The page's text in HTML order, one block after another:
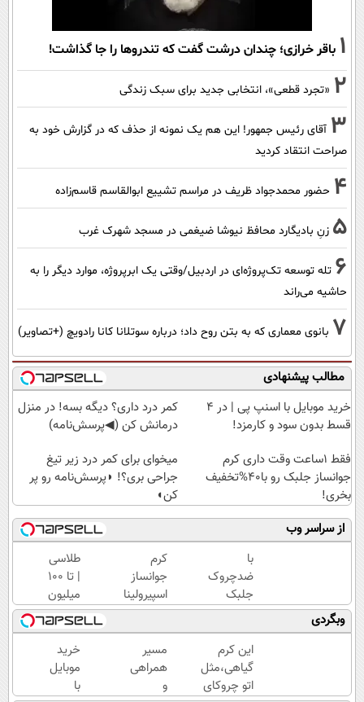
1 باقر خرازی؛ چندان درشت گفت که تندروها را جا گذاشت!
2 «تجرد قطعی»، انتخابی جدید برای سبک زندگی
3 آقای رئیس جمهور! این هم یک نمونه از حذف که در گزارش خود به
صراحت انتقاد کردید
4 حضور محمدجواد ظریف در مراسم تشییع ابوالقاسم قاسم‌زاده
5 زنِ بادیگارد محافظ نیوشا ضیغمی در مسجد شهرک غرب
6 تله توسعه تک‌پروژه‌ای در اردبیل/وقتی یک ابرپروژه، موارد دیگر را به
حاشیه می‌راند
7 بانوی معماری که به بتن روح داد؛ درباره سوتلانا کانا رادویچ (+تصاویر)
مطالب پیشنهادی
خرید موبایل با اسنپ پی | در ۴
قسط بدون سود و کارمزد!
کمر درد داری؟ دیگه بسه! در منزل
درمانش کن (◀پرسش‌نامه)
فقط 1ساعت وقت داری کرم
جوانساز جلبک رو با40%تخفیف
بخری!
میخوای برای کمر درد زیر تیغ
جراحی بری؟! ◗پرسش‌نامه رو پر
کن◖
از سراسر وب
با
ضدچروک
جلبک
اسپیرولینا
جوان شو!
خرید با
تخفیف
ویژه
کرم
جوانساز
اسپیرولینا
طلاسی
| تا 100
میلیون
وام
آنی
خرید
طلا💰
ثبت
وبگردی
این کرم
گیاهی،مثل
اتو چروکای
مسیر
همراهی
و
خرید
موبایل
با